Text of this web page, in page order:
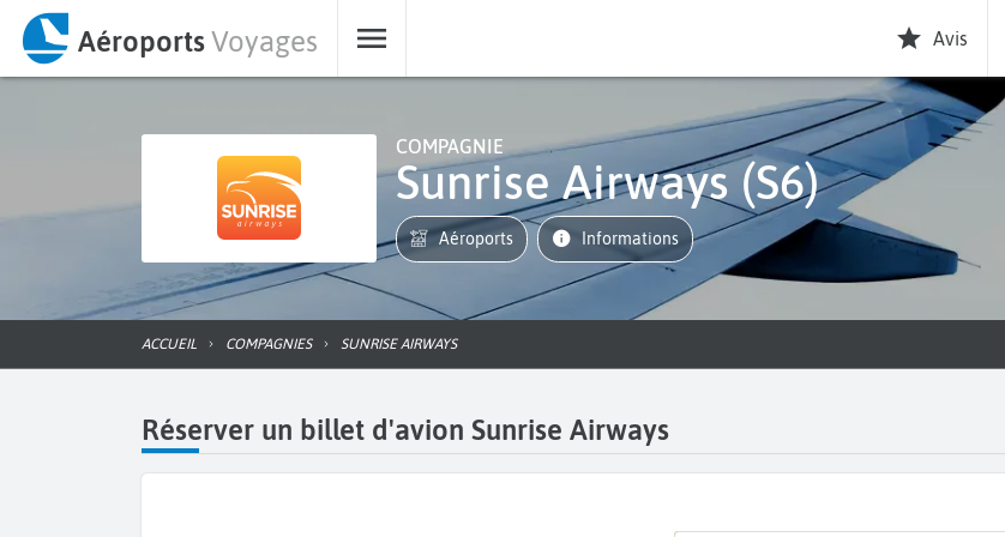
AéroportsVoyages Avis
COMPAGNIE
Sunrise Airways (S6)
Aéroports informations
ACCUEIL COMPAGNIES SUNRISE AIRWAYS
Réserver un billet d'avion Sunrise Airways